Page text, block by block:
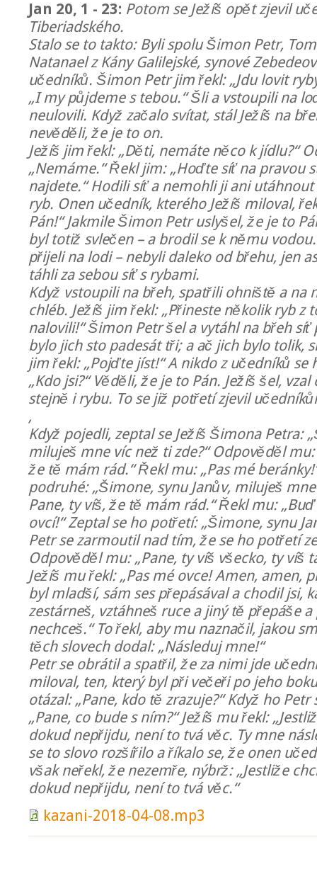
Jan 20, 1 - 23: Potom se Ježíš opět zjevil
Tiberiadského.
Stalo se to takto: Byli spolu Šimon Petr,
Natanael z Kány Galilejské, synové
učedníků. Šimon Petr jim řekl: „Jdu lovit
„I my půjdeme s tebou.“ Šli a vstoupili na
neulovili. Když začalo svítat, stál Ježíš na
nevěděli, že je to on.
Ježíš jim řekl: „Děti, nemáte něco k jídlu?“
„Nemáme.“ Řekl jim: „Hoďte síť na pravou
najdete.“ Hodili síť a nemohli ji ani
ryb. Onen učedník, kterého Ježíš miloval,
Pán!“ Jakmile Šimon Petr uslyšel, že je to
byl totiž svlečen – a brodil se k němu
přijeli na lodi – nebyli daleko od břehu, jen
táhli za sebou síť s rybami.
Když vstoupili na břeh, spatřili ohniště a na
chléb. Ježíš jim řekl: „Přineste několik ryb z
nalovili!“ Šimon Petr šel a vytáhl na břeh síť
bylo jich sto padesát tři; a ač jich bylo tolik,
jim řekl: „Pojďte jíst!“ A nikdo z učedníků se
„Kdo jsi?“ Věděli, že je to Pán. Ježíš šel,
stejně i rybu. To se již potřetí zjevil
,
Když pojedli, zeptal se Ježíš Šimona Petra:
miluješ mne víc než ti zde?“ Odpověděl mu:
že tě mám rád.“ Řekl mu: „Pas mé
podruhé: „Šimone, synu Janův, miluješ
Pane, ty víš, že tě mám rád.“ Řekl mu:
ovcí!“ Zeptal se ho potřetí: „Šimone, synu
Petr se zarmoutil nad tím, že se ho potřetí
Odpověděl mu: „Pane, ty víš všecko, ty víš
Ježíš mu řekl: „Pas mé ovce! Amen, amen,
byl mladší, sám ses přepásával a chodil jsi,
zestárneš, vztáhneš ruce a jiný tě přepáše
nechceš.“ To řekl, aby mu naznačil, jakou
těch slovech dodal: „Následuj mne!“
Petr se obrátil a spatřil, že za nimi jde
miloval, ten, který byl při večeři po jeho
otázal: „Pane, kdo tě zrazuje?“ Když ho
„Pane, co bude s ním?“ Ježíš mu řekl:
dokud nepřijdu, není to tvá věc. Ty mne
se to slovo rozšířilo a říkalo se, že onen
však neřekl, že nezemře, nýbrž: „Jestliže
dokud nepřijdu, není to tvá věc.“
kazani-2018-04-08.mp3